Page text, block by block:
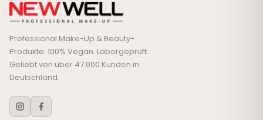
Professional Make-Up & Beauty-
Produkte. 100% Vegan. Laborgeprüft.
Geliebt von über 47.000 Kunden in
Deutschland.